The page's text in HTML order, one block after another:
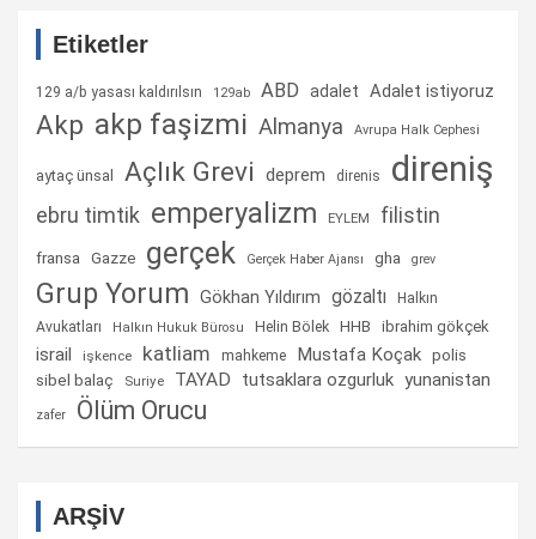
Etiketler
129 a/b yasası kaldırılsın 129ab ABD adalet Adalet istiyoruz
Akp akp faşizmi Almanya Avrupa Halk Cephesi
aytaç ünsal Açlık Grevi deprem direnis direniş
ebru timtik emperyalizm EYLEM filistin
fransa Gazze gerçek Gerçek Haber Ajansı gha grev
Grup Yorum Gökhan Yıldırım gözaltı
Halkın
Avukatları
Halkın Hukuk Bürosu Helin Bölek HHB ibrahim gökçek
israil işkence katliam mahkeme Mustafa Koçak polis
sibel balaç Suriye TAYAD tutsaklara ozgurluk yunanistan
zafer Ölüm Orucu
ARŞİV